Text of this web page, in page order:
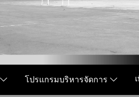
โปรแกรมบริหารจัดการ